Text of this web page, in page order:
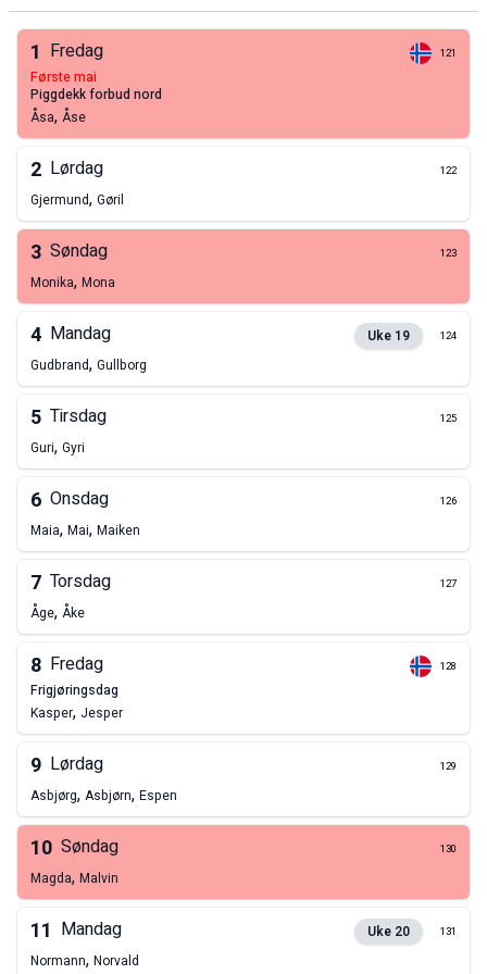
1 Fredag 121
første mai
piggdekk forbud nord
Åsa, Åse
2 Lørdag 122
Gjermund, Gøril
3 Søndag 123
Monika, Mona
4 Mandag Uke 19 124
Gudbrand, Gullborg
5 Tirsdag 125
Guri, Gyri
6 Onsdag 126
Maia, Mai, Maiken
7 Torsdag 127
Åge, Åke
8 Fredag 128
frigjøringsdag
Kasper, Jesper
9 Lørdag 129
Asbjørg, Asbjørn, Espen
10 Søndag 130
Magda, Malvin
11 Mandag Uke 20 131
Normann, Norvald